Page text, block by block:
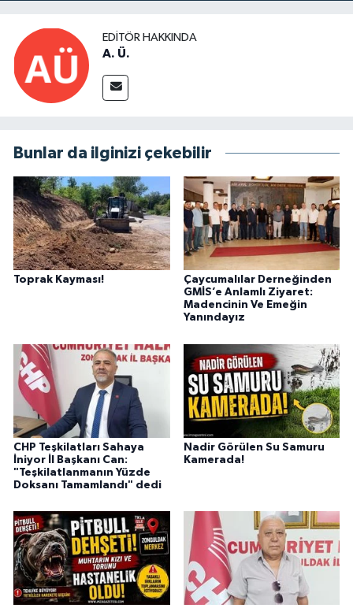
EDITÖR HAKKINDA
A. Ü.
Bunlar da ilginizi çekebilir
Toprak Kayması!
Çaycumalılar Derneğinden
GMİS’e Anlamlı Ziyaret:
Madencinin Ve Emeğin
Yanındayız
CHP Teşkilatları Sahaya
İniyor İl Başkanı Can:
"Teşkilatlanmanın Yüzde
Doksanı Tamamlandı" dedi
Nadir Görülen Su Samuru
Kamerada!